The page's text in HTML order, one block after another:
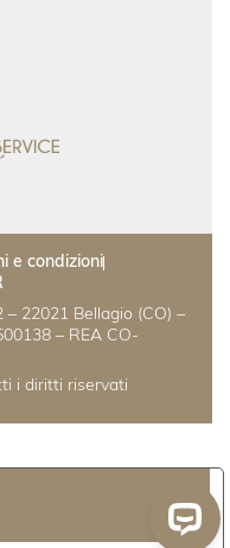
– 22021 Bellagio (CO) –
– REA CO-
i diritti riservati
e condizioni